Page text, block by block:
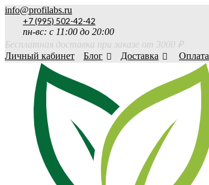
info@profilabs.ru
+7 (995) 502-42-42
пн-вс: с 11:00 до 20:00
Бесплатная доставка при заказе от 3000 ₽
Личный кабинет
Блог Доставка Оплата